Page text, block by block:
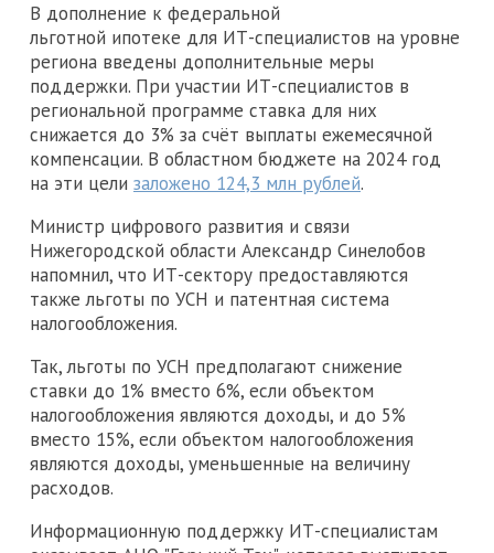
В дополнение к федеральной
льготной ипотеке для ИТ-специалистов на уровне
региона введены дополнительные меры
поддержки. При участии ИТ-специалистов в
региональной программе ставка для них
снижается до 3% за счёт выплаты ежемесячной
компенсации. В областном бюджете на 2024 год
на эти цели заложено 124,3 млн рублей.
Министр цифрового развития и связи
Нижегородской области Александр Синелобов
напомнил, что ИТ-сектору предоставляются
также льготы по УСН и патентная система
налогообложения.
Так, льготы по УСН предполагают снижение
ставки до 1% вместо 6%, если объектом
налогообложения являются доходы, и до 5%
вместо 15%, если объектом налогообложения
являются доходы, уменьшенные на величину
расходов.
Информационную поддержку ИТ-специалистам